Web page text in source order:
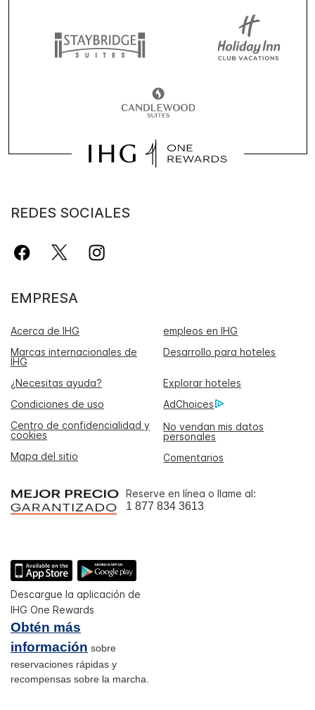
REDES SOCIALES
EMPRESA
Acerca de IHG
empleos en IHG
Marcas internacionales de
IHG
Desarrollo para hoteles
¿Necesitas ayuda?
Explorar hoteles
Condiciones de uso
AdChoices
Centro de confidencialidad y
cookies
No vendan mis datos
personales
Mapa del sitio
Comentarios
Reserve en línea o llame al:
1 877 834 3613
Descargue la aplicación de
IHG One Rewards
Obtén más
información sobre
reservaciones rápidas y
recompensas sobre la marcha.